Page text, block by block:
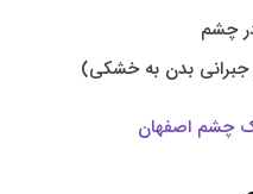
چشم
بدن به خشکی)
چشم اصفهان